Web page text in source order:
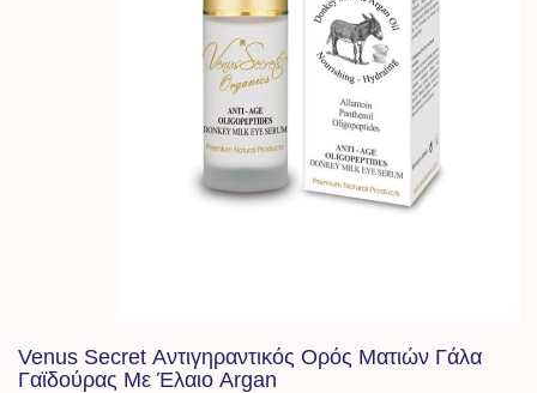
Venus Secret Αντιγηραντικός Ορός Ματιών Γάλα
Γαϊδούρας Με Έλαιο Argan